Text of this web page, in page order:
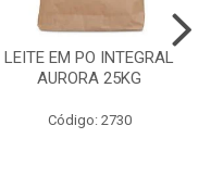
LEITE EM PO INTEGRAL
AURORA 25KG
Código: 2730